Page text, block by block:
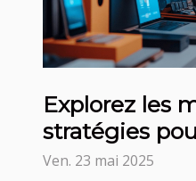
Explorez les
stratégies
le commerce
Ven. 23 mai 2025